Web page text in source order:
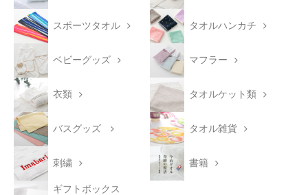
スポーツタオル タオルハンカチ
ベビーグッズ マフラー
衣類 タオルケット類
バスグッズ タオル雑貨
刺繍 書籍
ギフトボックス